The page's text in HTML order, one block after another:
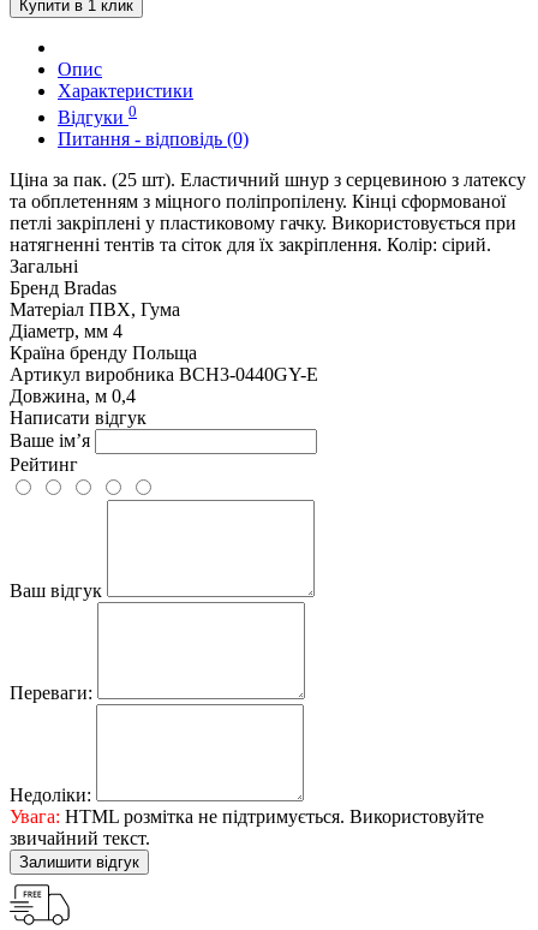
Купити в 1 клик
Опис
Характеристики
Відгуки 0
Питання - відповідь (0)
Ціна за пак. (25 шт). Еластичний шнур з серцевиною з латексу
та обплетенням з міцного поліпропілену. Кінці сформованої
петлі закріплені у пластиковому гачку. Використовується при
натягненні тентів та сіток для їх закріплення. Колір: сірий.
Загальні
Бренд Bradas
Матеріал ПВХ, Гума
Діаметр, мм 4
Країна бренду Польща
Артикул виробника BCH3-0440GY-E
Довжина, м 0,4
Написати відгук
Ваше ім’я
Рейтинг
Ваш відгук
Переваги:
Недоліки:
Увага: HTML розмітка не підтримується. Використовуйте
звичайний текст.
Залишити відгук